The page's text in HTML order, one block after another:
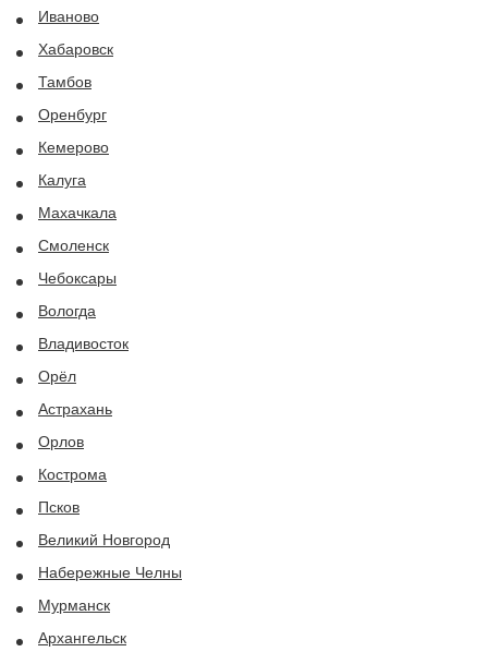
Иваново
Хабаровск
Тамбов
Оренбург
Кемерово
Калуга
Махачкала
Смоленск
Чебоксары
Вологда
Владивосток
Орёл
Астрахань
Орлов
Кострома
Псков
Великий Новгород
Набережные Челны
Мурманск
Архангельск